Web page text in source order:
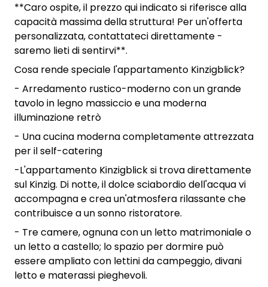
**Caro ospite, il prezzo qui indicato si riferisce alla
capacità massima della struttura! Per un'offerta
personalizzata, contattateci direttamente -
saremo lieti di sentirvi**.
Cosa rende speciale l'appartamento Kinzigblick?
- Arredamento rustico-moderno con un grande
tavolo in legno massiccio e una moderna
illuminazione retrò
- Una cucina moderna completamente attrezzata
per il self-catering
-L'appartamento Kinzigblick si trova direttamente
sul Kinzig. Di notte, il dolce sciabordio dell'acqua vi
accompagna e crea un'atmosfera rilassante che
contribuisce a un sonno ristoratore.
- Tre camere, ognuna con un letto matrimoniale o
un letto a castello; lo spazio per dormire può
essere ampliato con lettini da campeggio, divani
letto e materassi pieghevoli.